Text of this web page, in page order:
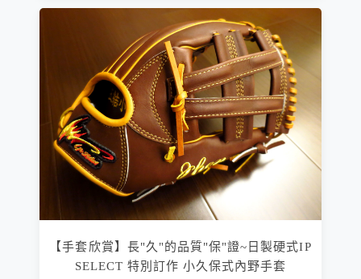
【手套欣賞】長"久"的品質"保"證~日製硬式IP
SELECT 特別訂作 小久保式內野手套